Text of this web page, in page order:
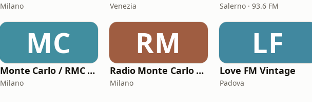
Milano Venezia Salerno · 93.6 FM
MC
Monte Carlo / RMC 1 - Love Songs
Milano
RM
Radio Monte Carlo 2 - Amor Latino
Milano
LF
Love FM Vintage
Padova